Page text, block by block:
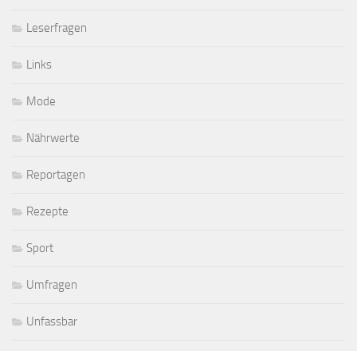
Leserfragen
Links
Mode
Nährwerte
Reportagen
Rezepte
Sport
Umfragen
Unfassbar